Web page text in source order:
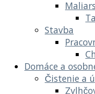
Stavba
Domáce a
Čistenie a